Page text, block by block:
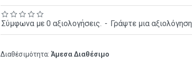
Διαθέσιμότητα: Άμεσα Διαθέσιμο
Σύμφωνα με 0 αξιολογήσεις. - Γράψτε μια αξιολόγηση